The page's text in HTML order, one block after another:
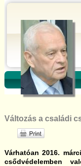
Változás a családi
Várhatóan 2016.
csődvédelemben